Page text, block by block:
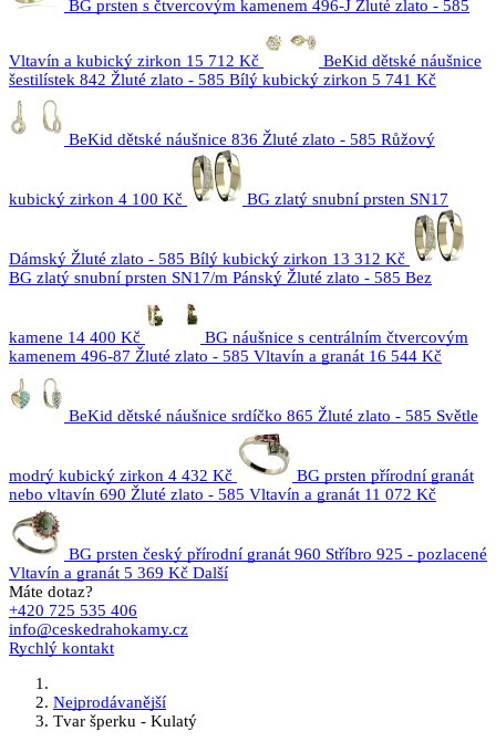
BG prsten s čtvercovým kamenem 496-J Žluté zlato - 585
Vltavín a kubický zirkon 15 712 Kč
BeKid dětské náušnice
šestilístek 842 Žluté zlato - 585 Bílý kubický zirkon 5 741 Kč
BeKid dětské náušnice 836 Žluté zlato - 585 Růžový
kubický zirkon 4 100 Kč BG zlatý snubní prsten SN17
Dámský Žluté zlato - 585 Bílý kubický zirkon 13 312 Kč
BG zlatý snubní prsten SN17/m Pánský Žluté zlato - 585 Bez
kamene 14 400 Kč
BG náušnice s centrálním čtvercovým
kamenem 496-87 Žluté zlato - 585 Vltavín a granát 16 544 Kč
BeKid dětské náušnice srdíčko 865 Žluté zlato - 585 Světle
modrý kubický zirkon 4 432 Kč
BG prsten přírodní granát
nebo vltavín 690 Žluté zlato - 585 Vltavín a granát 11 072 Kč
BG prsten český přírodní granát 960 Stříbro 925 - pozlacené
Vltavín a granát 5 369 Kč Další
Máte dotaz?
+420 725 535 406
info@ceskedrahokamy.cz
Rychlý kontakt
Nejprodávanější
Tvar šperku - Kulatý